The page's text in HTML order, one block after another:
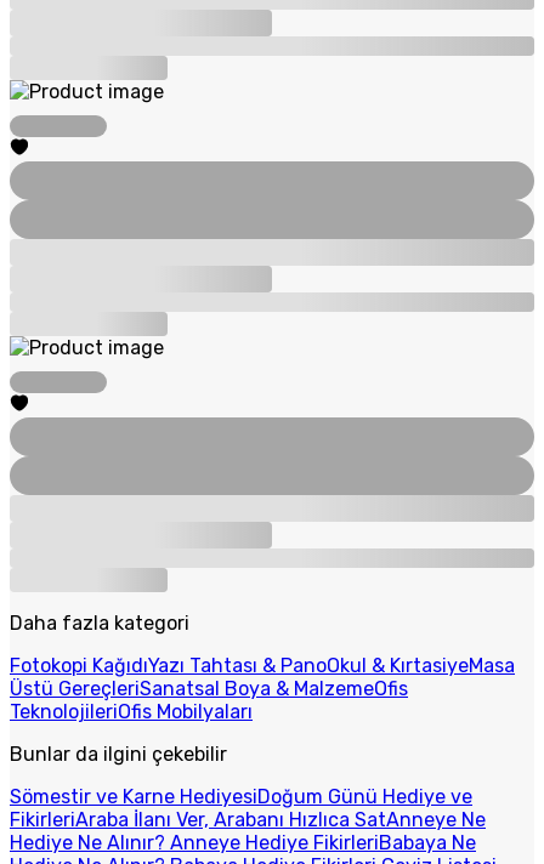
Daha fazla kategori
Fotokopi KağıdıYazı Tahtası & PanoOkul & KırtasiyeMasa
Üstü GereçleriSanatsal Boya & MalzemeOfis
TeknolojileriOfis Mobilyaları
Bunlar da ilgini çekebilir
Sömestir ve Karne HediyesiDoğum Günü Hediye ve
FikirleriAraba İlanı Ver, Arabanı Hızlıca SatAnneye Ne
Hediye Ne Alınır? Anneye Hediye FikirleriBabaya Ne